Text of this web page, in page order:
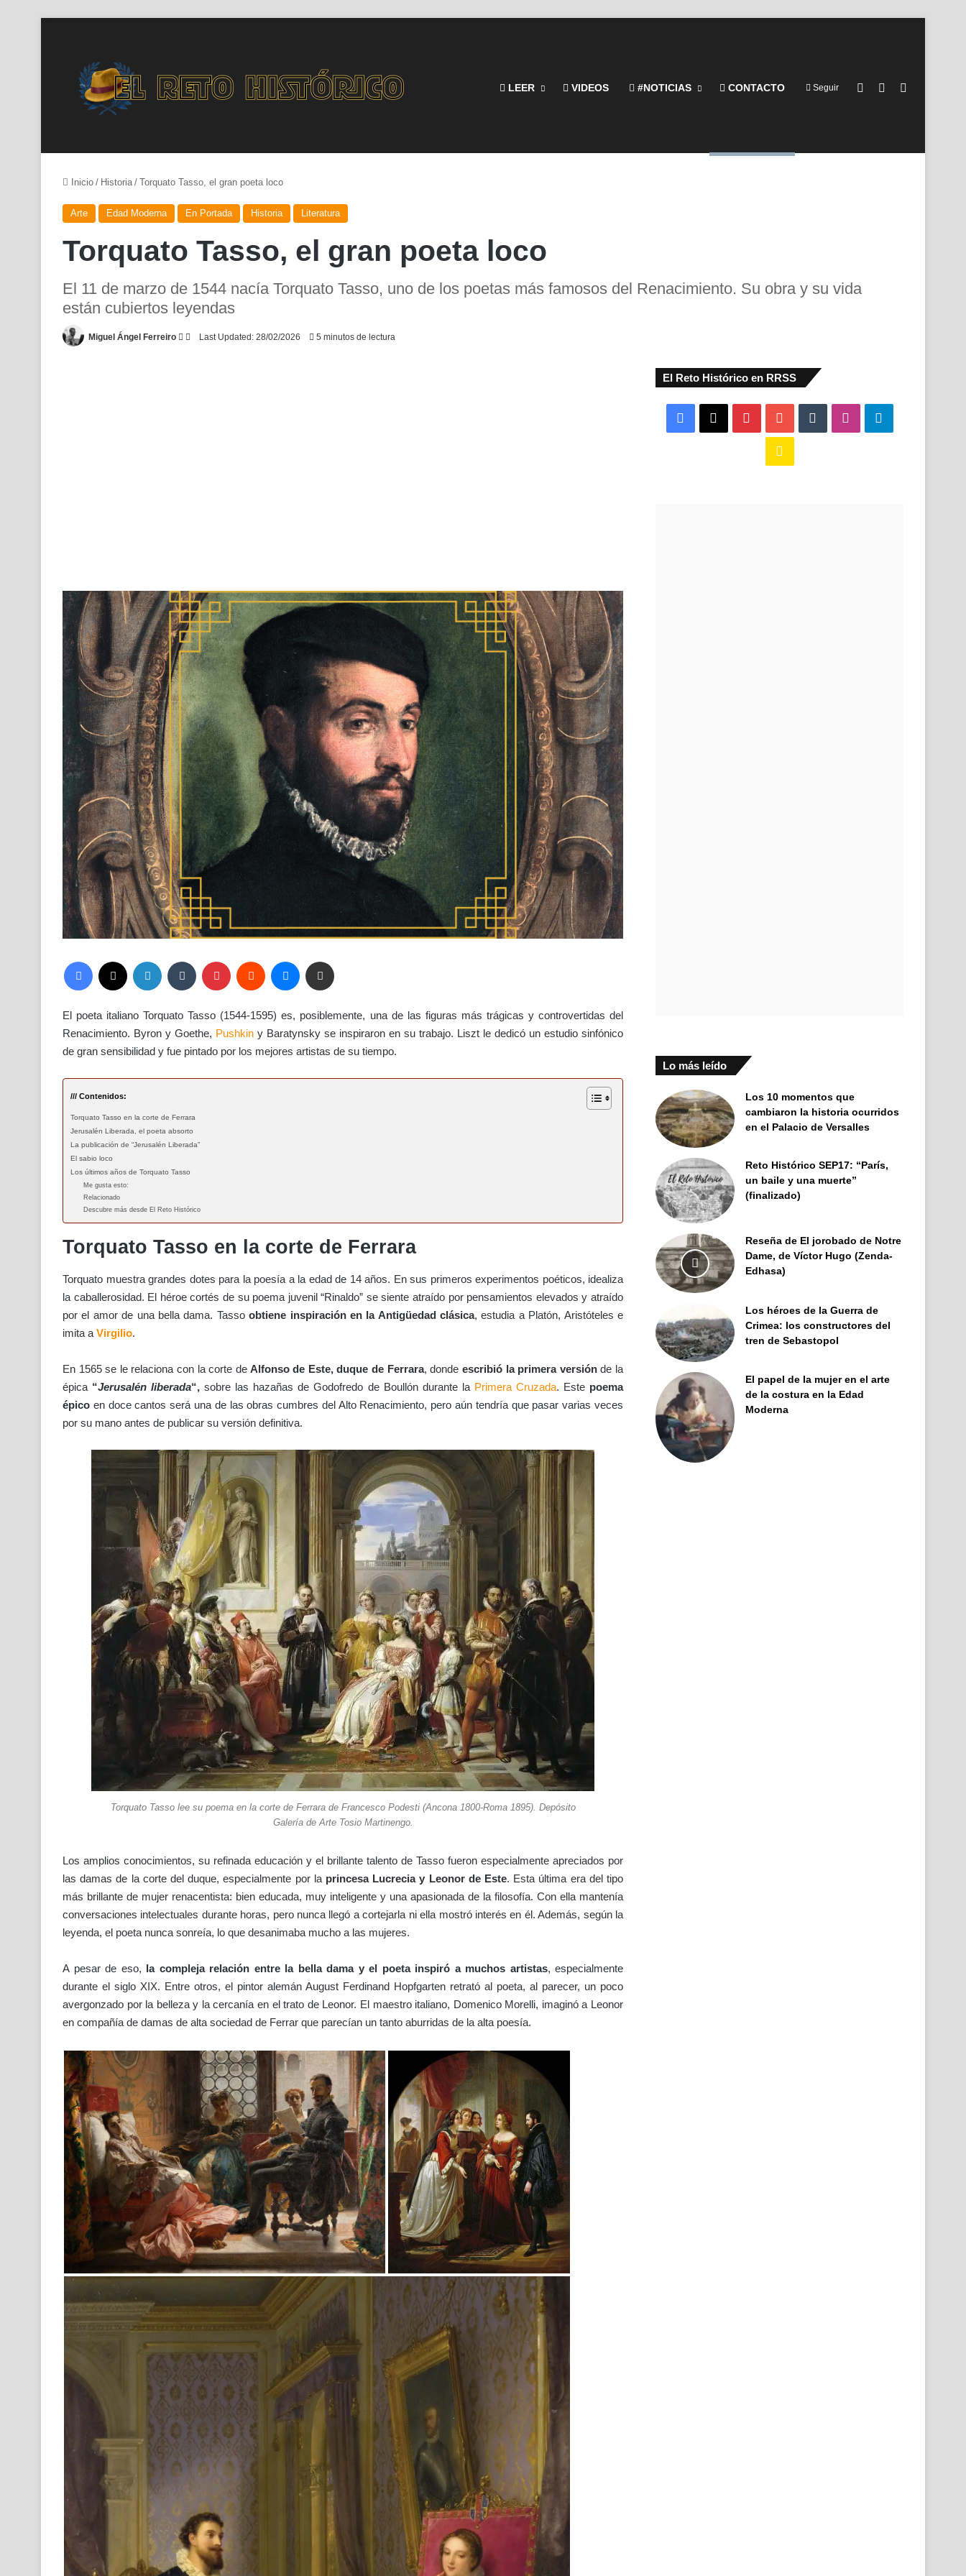
LEER VIDEOS #NOTICIAS CONTACTO Seguir Barra lateral
Switch skin
Inicio / Historia / Torquato Tasso, el gran poeta loco
Arte Edad Moderna En Portada Historia Literatura
Torquato Tasso, el gran poeta loco
El 11 de marzo de 1544 nacía Torquato Tasso, uno de los poetas más famosos del Renacimiento. Su obra y su vida
están cubiertos leyendas
Miguel Ángel Ferreiro
Follow
Send
Last Updated: 28/02/2026 5 minutos de lectura
Facebook LinkedIn Tumblr Pinterest Reddit Messenger
El poeta italiano Torquato Tasso (1544-1595) es, posiblemente, una de las figuras más trágicas y controvertidas del
Renacimiento. Byron y Goethe, Pushkin y Baratynsky se inspiraron en su trabajo. Liszt le dedicó un estudio sinfónico
de gran sensibilidad y fue pintado por los mejores artistas de su tiempo.
/// Contenidos:
Torquato Tasso en la corte de Ferrara
Jerusalén Liberada, el poeta absorto
La publicación de “Jerusalén Liberada”
El sabio loco
Los últimos años de Torquato Tasso
Me gusta esto:
Relacionado
Descubre más desde El Reto Histórico
Torquato Tasso en la corte de Ferrara
Torquato muestra grandes dotes para la poesía a la edad de 14 años. En sus primeros experimentos poéticos, idealiza
la caballerosidad. El héroe cortés de su poema juvenil “Rinaldo” se siente atraído por pensamientos elevados y atraído
por el amor de una bella dama. Tassoobtiene inspiración en la Antigüedad clásica, estudia a Platón, Aristóteles e
imita a Virgilio.
En 1565 se le relaciona con la corte deAlfonso de Este, duque de Ferrara, donde escribió la primera versiónde la
épica “Jerusalén liberada“, sobre las hazañas de Godofredo de Boullón durante la Primera Cruzada. Este poema
épico en doce cantos será una de las obras cumbres del Alto Renacimiento, pero aún tendría que pasar varias veces
por su mano antes de publicar su versión definitiva.
Torquato Tasso lee su poema en la corte de Ferrara de Francesco Podesti (Ancona 1800-Roma 1895). Depósito
Galería de Arte Tosio Martinengo.
Los amplios conocimientos, su refinada educación y el brillante talento de Tasso fueron especialmente apreciados por
las damas de la corte del duque, especialmente por la princesa Lucrecia y Leonor de Este. Esta última era del tipo
más brillante de mujer renacentista: bien educada, muy inteligente y una apasionada de la filosofía. Con ella mantenía
conversaciones intelectuales durante horas, pero nunca llegó a cortejarla ni ella mostró interés en él. Además, según la
leyenda, el poeta nunca sonreía, lo que desanimaba mucho a las mujeres.
A pesar de eso, la compleja relación entre la bella dama y el poeta inspiró a muchos artistas, especialmente
durante el siglo XIX. Entre otros, el pintor alemán August Ferdinand Hopfgarten retrató al poeta, al parecer, un poco
avergonzado por la belleza y la cercanía en el trato de Leonor. El maestro italiano, Domenico Morelli, imaginó a Leonor
en compañía de damas de alta sociedad de Ferrar que parecían un tanto aburridas de la alta poesía.
El Reto Histórico en RRSS
Facebook PinterestYouTubeTumblr Instagram
Lo más leído
Los 10 momentos que
cambiaron la historia ocurridos
en el Palacio de Versalles
Reto Histórico SEP17: “París,
un baile y una muerte”
(finalizado)
Reseña de El jorobado de Notre
Dame, de Víctor Hugo (Zenda-
Edhasa)
Los héroes de la Guerra de
Crimea: los constructores del
tren de Sebastopol
El papel de la mujer en el arte
de la costura en la Edad
Moderna